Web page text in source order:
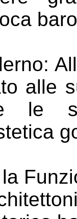
alle
le